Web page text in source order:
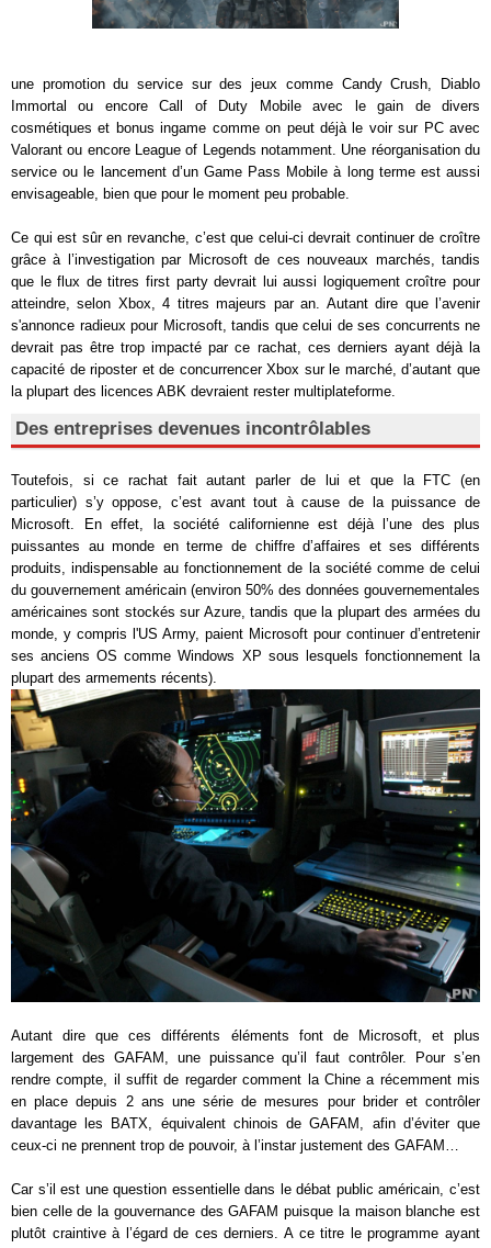
une promotion du service sur des jeux comme Candy Crush, Diablo
Immortal ou encore Call of Duty Mobile avec le gain de divers
cosmétiques et bonus ingame comme on peut déjà le voir sur PC avec
Valorant ou encore League of Legends notamment. Une réorganisation du
service ou le lancement d’un Game Pass Mobile à long terme est aussi
envisageable, bien que pour le moment peu probable.
Ce qui est sûr en revanche, c’est que celui-ci devrait continuer de croître
grâce à l’investigation par Microsoft de ces nouveaux marchés, tandis
que le flux de titres first party devrait lui aussi logiquement croître pour
atteindre, selon Xbox, 4 titres majeurs par an. Autant dire que l’avenir
s'annonce radieux pour Microsoft, tandis que celui de ses concurrents ne
devrait pas être trop impacté par ce rachat, ces derniers ayant déjà la
capacité de riposter et de concurrencer Xbox sur le marché, d’autant que
la plupart des licences ABK devraient rester multiplateforme.
Des entreprises devenues incontrôlables
Toutefois, si ce rachat fait autant parler de lui et que la FTC (en
particulier) s’y oppose, c’est avant tout à cause de la puissance de
Microsoft. En effet, la société californienne est déjà l’une des plus
puissantes au monde en terme de chiffre d’affaires et ses différents
produits, indispensable au fonctionnement de la société comme de celui
du gouvernement américain (environ 50% des données gouvernementales
américaines sont stockés sur Azure, tandis que la plupart des armées du
monde, y compris l'US Army, paient Microsoft pour continuer d’entretenir
ses anciens OS comme Windows XP sous lesquels fonctionnement la
plupart des armements récents).
Autant dire que ces différents éléments font de Microsoft, et plus
largement des GAFAM, une puissance qu’il faut contrôler. Pour s’en
rendre compte, il suffit de regarder comment la Chine a récemment mis
en place depuis 2 ans une série de mesures pour brider et contrôler
davantage les BATX, équivalent chinois de GAFAM, afin d’éviter que
ceux-ci ne prennent trop de pouvoir, à l’instar justement des GAFAM…
Car s’il est une question essentielle dans le débat public américain, c’est
bien celle de la gouvernance des GAFAM puisque la maison blanche est
plutôt craintive à l’égard de ces derniers. A ce titre le programme ayant